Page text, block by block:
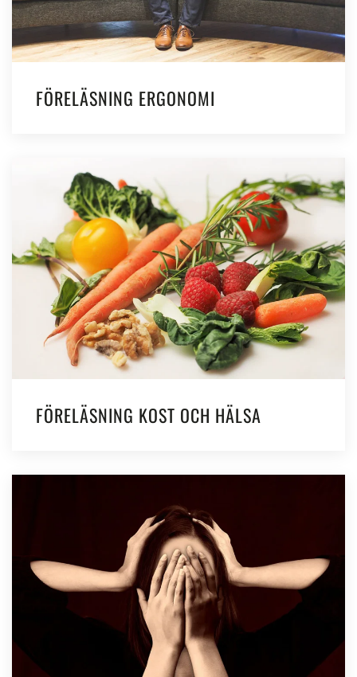
FÖRELÄSNING ERGONOMI
FÖRELÄSNING KOST OCH HÄLSA